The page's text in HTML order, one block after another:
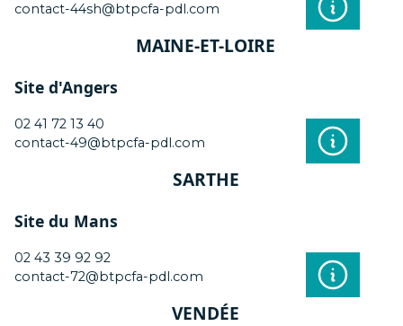
contact-44sh@btpcfa-pdl.com
MAINE-ET-LOIRE
Site d'Angers
02 41 72 13 40
contact-49@btpcfa-pdl.com
SARTHE
Site du Mans
02 43 39 92 92
contact-72@btpcfa-pdl.com
VENDÉE